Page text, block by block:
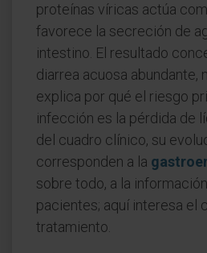
proteínas víricas actúa
favorece la secreción de
intestino. El resultado
diarrea acuosa abundante,
explica por qué el riesgo
infección es la pérdida de
del cuadro clínico, su
corresponden a la
sobre todo, a la
pacientes; aquí interesa el
tratamiento.